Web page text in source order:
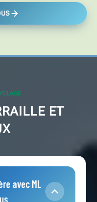
ET
avec ML